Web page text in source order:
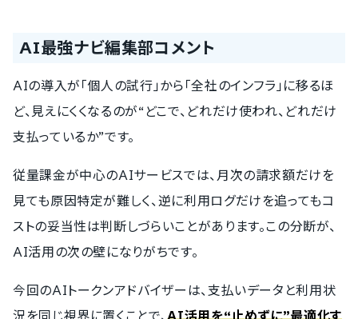
AI最強ナビ編集部コメント
AIの導入が「個人の試行」から「全社のインフラ」に移るほ
ど、見えにくくなるのが“どこで、どれだけ使われ、どれだけ
支払っているか”です。
従量課金が中心のAIサービスでは、月次の請求額だけを
見ても原因特定が難しく、逆に利用ログだけを追ってもコ
ストの妥当性は判断しづらいことがあります。この分断が、
AI活用の次の壁になりがちです。
今回のAIトークンアドバイザーは、支払いデータと利用状
況を同じ視界に置くことで、AI活用を“止めずに”最適化す